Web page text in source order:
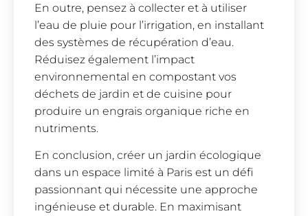
En outre, pensez à collecter et à utiliser
l’eau de pluie pour l’irrigation, en installant
des systèmes de récupération d’eau.
Réduisez également l’impact
environnemental en compostant vos
déchets de jardin et de cuisine pour
produire un engrais organique riche en
nutriments.
En conclusion, créer un jardin écologique
dans un espace limité à Paris est un défi
passionnant qui nécessite une approche
ingénieuse et durable. En maximisant